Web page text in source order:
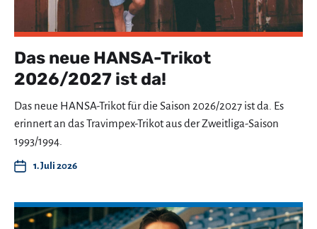
Das neue HANSA-Trikot
2026/2027 ist da!
Das neue HANSA-Trikot für die Saison 2026/2027 ist da. Es
erinnert an das Travimpex-Trikot aus der Zweitliga-Saison
1993/1994.
1. Juli 2026